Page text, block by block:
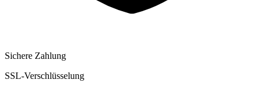
Sichere Zahlung
SSL-Verschlüsselung